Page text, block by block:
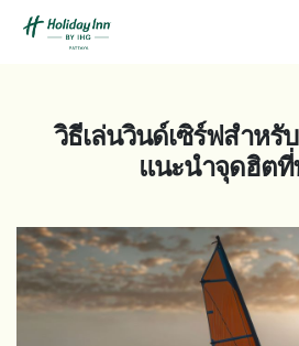
วิธีเล่นวินด์เซิร์ฟสำหรั
แนะนำจุดฮิต